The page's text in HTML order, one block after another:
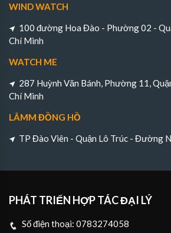
WIND WATCH
100 đường Hoa Đào - Phường 02 -
Chí Minh
WATCH ME
287 Huỳnh Văn Bánh, Phường 11,
Chí Minh
LÂMM ĐỒNG HỒ
TP Đào Viên - Quận Lô Trúc - Đường
PHÁT TRIỂN HỢP TÁC ĐẠI LÝ
Số điện thoại: 0783274058